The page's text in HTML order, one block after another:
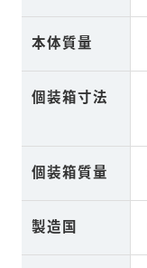
本体質量
個装箱寸法
個装箱質量
製造国